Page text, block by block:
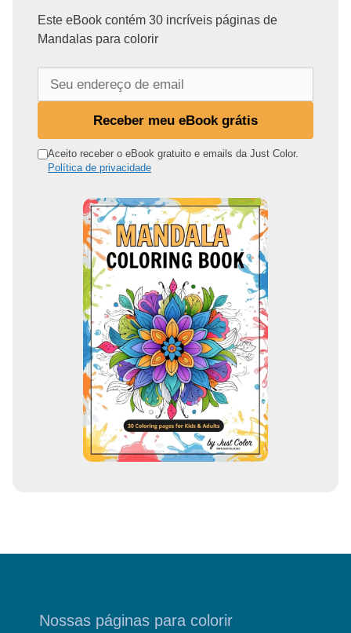
Este eBook contém 30 incríveis páginas de
Mandalas para colorir
n
Receber meu eBook grátis
Aceito receber o eBook gratuito e emails da Just Color.
Política de privacidade
Nossas páginas para colorir